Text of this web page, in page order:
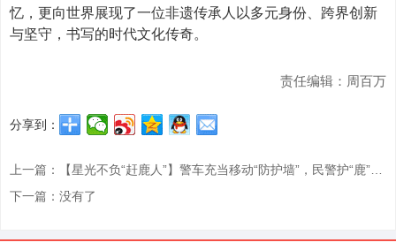
忆，更向世界展现了一位非遗传承人以多元身份、跨界创新
与坚守，书写的时代文化传奇。
责任编辑：周百万
分享到：
下一篇：没有了